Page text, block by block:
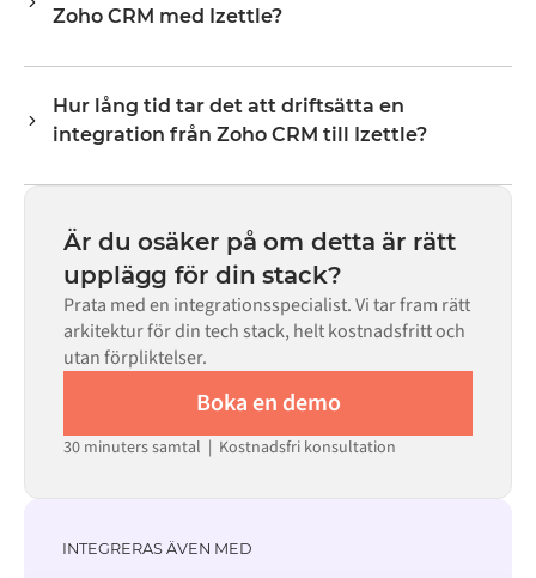
lagernivåer, priser och statusuppdateringar. Alumios
data anländer i det format som varje system förväntar
Zoho CRM med Izettle?
Marketplace konfigurerar du integrationen via ett visuellt
gränssnitt utan att skriva egen kod, inklusive
kod finns tillgänglig i de fall där konfigurationen inte
Hur lång tid tar det att driftsätta en
integration från Zoho CRM till Izettle?
beroende på komplexiteten i datamappningen, antalet
flöden som krävs och din interna granskningsprocess.
För många system finns färdiga kopplingar tillgängliga i
Alumio Marketplace, vilket avsevärt minskar
installationstiden.
Är du osäker på om detta är rätt
upplägg för din stack?
Prata med en integrationsspecialist. Vi tar fram rätt
arkitektur för din tech stack, helt kostnadsfritt och
utan förpliktelser.
Boka en demo
30 minuters samtal | Kostnadsfri konsultation
INTEGRERAS ÄVEN MED